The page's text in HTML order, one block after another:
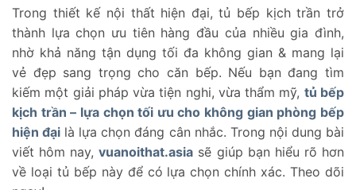
Trong thiết kế nội thất hiện đại, tủ bếp kịch trần trở
thành lựa chọn ưu tiên hàng đầu của nhiều gia đình,
nhờ khả năng tận dụng tối đa không gian & mang lại
vẻ đẹp sang trọng cho căn bếp. Nếu bạn đang tìm
kiếm một giải pháp vừa tiện nghi, vừa thẩm mỹ, tủ bếp
kịch trần – lựa chọn tối ưu cho không gian phòng bếp
hiện đại là lựa chọn đáng cân nhắc. Trong nội dung bài
viết hôm nay,vuanoithat.asia sẽ giúp bạn hiểu rõ hơn
về loại tủ bếp này để có lựa chọn chính xác. Theo dõi